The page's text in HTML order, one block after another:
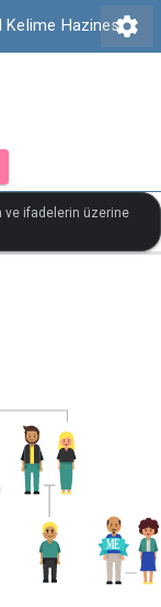
Kelime Hazinesisettings
ve ifadelerin üzerine